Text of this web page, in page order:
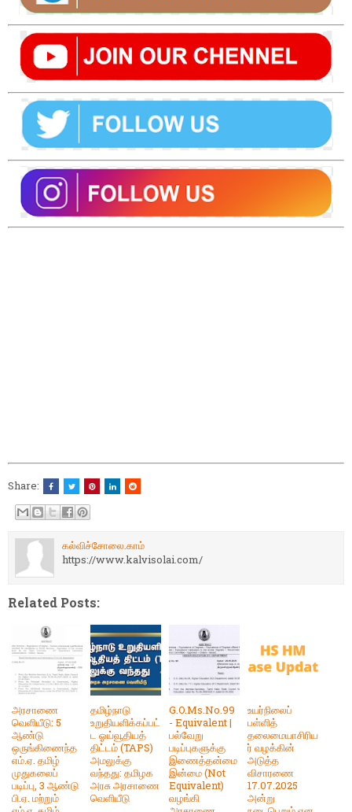
Share:
கல்விச்சோலை.காம்
https://www.kalvisolai.com/
Related Posts:
அரசாணை
வெளியீடு: 5
ஆண்டு
ஒருங்கிணைந்த
எம்.ஏ. தமிழ்
முதுகலைப்
படிப்பு, 3 ஆண்டு
பி.ஏ. மற்றும்
தமிழ்நாடு
உறுதியளிக்கப்பட்
ட ஓய்வூதியத்
திட்டம் (TAPS)
அமலுக்கு
வந்தது: தமிழக
அரசு அரசாணை
வெளியீடு
G.O.Ms.No.99
- Equivalent |
பல்வேறு
படிப்புகளுக்கு
இணைத்தன்மை
இன்மை (Not
Equivalent)
வழங்கி
உயர்நிலைப்
பள்ளித்
தலைமையாசிரிய
ர் வழக்கின்
அடுத்த
விசாரணை
17.07.2025
அன்று